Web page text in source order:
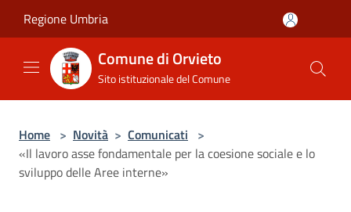
Regione Umbria
Comune di Orvieto
Sito istituzionale del Comune
Home > Novità > Comunicati >
«Il lavoro asse fondamentale per la coesione sociale e lo
sviluppo delle Aree interne»